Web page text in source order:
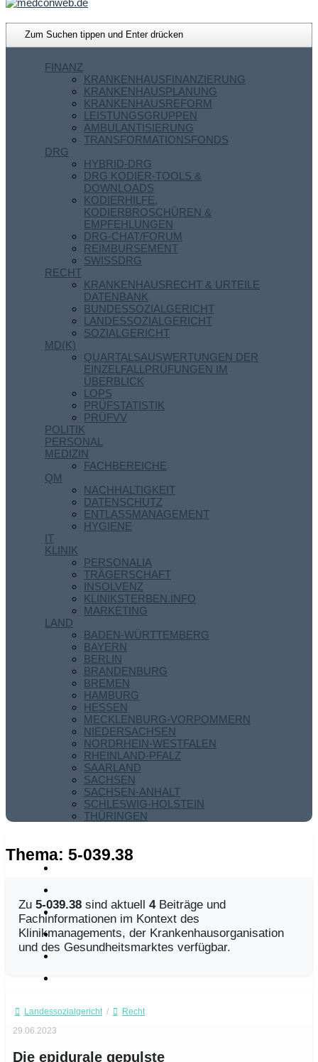
FINANZ
KRANKENHAUSFINANZIERUNG
KRANKENHAUSPLANUNG
KRANKENHAUSREFORM
LEISTUNGSGRUPPEN
AMBULANTISIERUNG
TRANSFORMATIONSFONDS
DRG
HYBRID-DRG
DRG KODIER-TOOLS &
DOWNLOADS
KODIERHILFE,
KODIERBROSCHÜREN &
EMPFEHLUNGEN
DRG-CHAT/FORUM
REIMBURSEMENT
SWISSDRG
RECHT
KRANKENHAUSRECHT & URTEILE
DATENBANK
BUNDESSOZIALGERICHT
LANDESSOZIALGERICHT
SOZIALGERICHT
MD(K)
QUARTALSAUSWERTUNGEN DER
EINZELFALLPRÜFUNGEN IM
ÜBERBLICK
LOPS
PRÜFSTATISTIK
PRÜFVV
POLITIK
PERSONAL
MEDIZIN
FACHBEREICHE
QM
NACHHALTIGKEIT
DATENSCHUTZ
ENTLASSMANAGEMENT
HYGIENE
IT
KLINIK
PERSONALIA
TRÄGERSCHAFT
INSOLVENZ
KLINIKSTERBEN.INFO
MARKETING
LAND
BADEN-WÜRTTEMBERG
BAYERN
BERLIN
BRANDENBURG
BREMEN
HAMBURG
HESSEN
MECKLENBURG-VORPOMMERN
NIEDERSACHSEN
NORDRHEIN-WESTFALEN
RHEINLAND-PFALZ
SAARLAND
SACHSEN
SACHSEN-ANHALT
SCHLESWIG-HOLSTEIN
THÜRINGEN
Thema: 5-039.38
Zu 5-039.38 sind aktuell 4Beiträge und
Fachinformationen im Kontext des
Klinikmanagements, der Krankenhausorganisation
und des Gesundheitsmarktes verfügbar.
Landessozialgericht /
Recht
29.06.2023
Die epidurale gepulste